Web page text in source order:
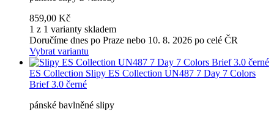
859,00 Kč
1 z 1 varianty skladem
Doručíme dnes po Praze nebo 10. 8. 2026 po celé ČR
Vybrat variantu
ES Collection Slipy ES Collection UN487 7 Day 7 Colors
Brief 3.0 černé
pánské bavlněné slipy